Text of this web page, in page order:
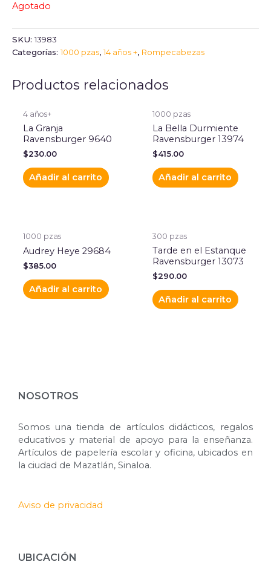
Agotado
SKU:13983
Categorías:1000 pzas,14 años +, Rompecabezas
Productos relacionados
4 años+
La Granja
Ravensburger 9640
$230.00
Añadir al carrito
1000 pzas
La Bella Durmiente
Ravensburger 13974
$415.00
Añadir al carrito
1000 pzas
Audrey Heye 29684
$385.00
Añadir al carrito
300 pzas
Tarde en el Estanque
Ravensburger 13073
$290.00
Añadir al carrito
NOSOTROS
Somos una tienda de artículos didácticos, regalos
educativos y material de apoyo para la enseñanza.
Artículos de papelería escolar y oficina, ubicados en
la ciudad de Mazatlán, Sinaloa.
Aviso de privacidad
UBICACIÓN